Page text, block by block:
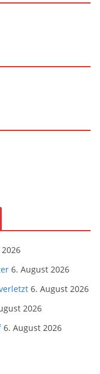
6. August 2026
6. August 2026
2026
6. August 2026